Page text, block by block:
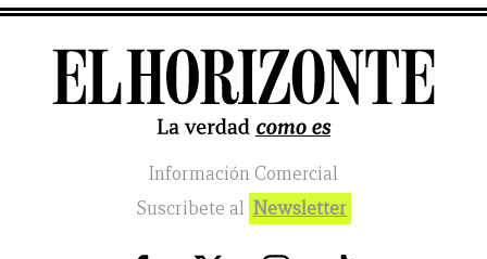
Información Comercial
Suscribete al Newsletter